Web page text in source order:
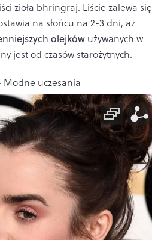
zioła bhringraj. Liście zalewa się
na słońcu na 2-3 dni, aż
olejków używanych w
jest od czasów starożytnych.
Modne uczesania